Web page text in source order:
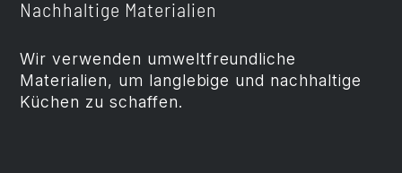
Nachhaltige Materialien
Wir verwenden umweltfreundliche
Materialien, um langlebige und nachhaltige
Küchen zu schaffen.